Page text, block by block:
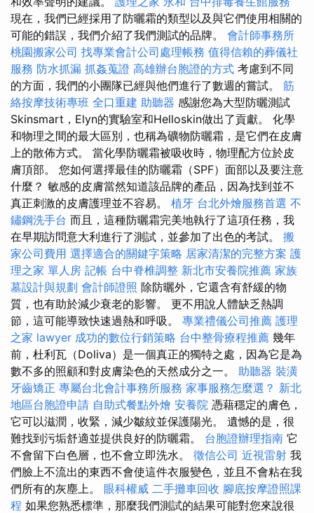
現在，我們已經採用了防曬霜的類型以及與它們使用相關的
可能的錯誤，我們介紹了我們測試的品牌。 會計師事務所
桃園搬家公司 找專業會計公司處理帳務 值得信賴的葬儀社
服務 防水抓漏 抓姦蒐證 高雄辦台胞證的方式 考慮到不同
的方面，我們的小團隊已經與他們進行了數週的嘗試。 筋
絡按摩技術專班 全口重建 助聽器 感謝您為大型防曬測試
Skinsmart，Elyn的實驗室和Helloskin做出了貢獻。 化學
和物理之間的最大區別，也稱為礦物防曬霜，是它們在皮膚
上的散佈方式。 當化學防曬霜被吸收時，物理配方位於皮
膚頂部。 您如何選擇最佳的防曬霜（SPF）面部以及要注意
什麼？ 敏感的皮膚當然知道該品牌的產品，因為找到並不
真正刺激的皮膚護理並不容易。 植牙 台北外燴服務首選 不
鏽鋼洗手台 而且，這種防曬霜完美地執行了這項任務，我
在早期訪問意大利進行了測試，並參加了出色的考試。 搬
家公司費用 選擇適合的關鍵字策略 居家清潔的完整方案 護
理之家 單人房 記帳 台中脊椎調整 新北市安養院推薦 家族
墓設計與規劃 會計師證照 除防曬外，它還含有舒緩的物
質，也有助於減少衰老的影響。 更不用說人體缺乏熱調
節，這可能導致快速過熱和呼吸。 專業禮儀公司推薦 護理
之家 lawyer 成功的數位行銷策略 台中整骨療程推薦 幾年
前，杜利瓦（Doliva）是一個真正的獨特之處，因為它是為
數不多的照顧和對皮膚染色的天然成分之一。 助聽器 裝潢
牙齒矯正 專屬台北會計事務所服務 家事服務怎麼選？ 新北
地區台胞證申請 自助式餐點外燴 安養院 憑藉穩定的膚色，
它可以滋潤，收緊，減少皺紋並保護陽光。 遺憾的是，很
難找到污垢舒適並提供良好的防曬霜。 台胞證辦理指南 它
不會留下白色層，也不會立即洗水。 徵信公司 近視雷射 我
們臉上不流出的東西不會使這件衣服變色，並且不會粘在我
們所有的灰塵上。 眼科權威 二手攤車回收 腳底按摩證照課
程 如果您熟悉標準，那麼我們測試的結果可能對您來說很